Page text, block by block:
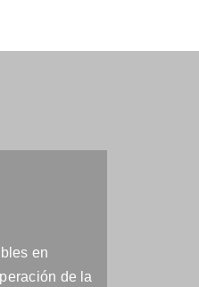
en
de la